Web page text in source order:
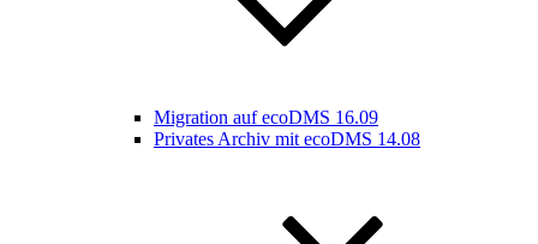
Migration auf ecoDMS 16.09
Privates Archiv mit ecoDMS 14.08